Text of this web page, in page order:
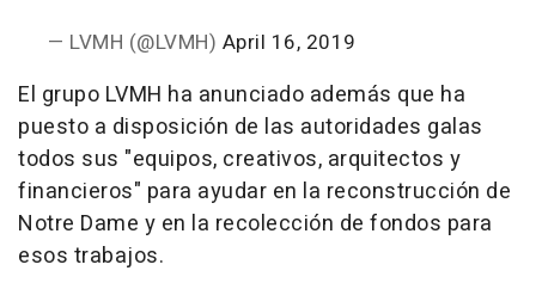
— LVMH (@LVMH) April 16, 2019
El grupo LVMH ha anunciado además que ha
puesto a disposición de las autoridades galas
todos sus "equipos, creativos, arquitectos y
financieros" para ayudar en la reconstrucción de
Notre Dame y en la recolección de fondos para
esos trabajos.